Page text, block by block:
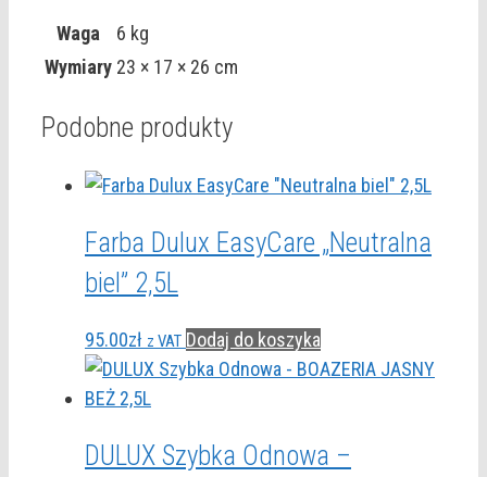
Waga
6 kg
Wymiary 23 × 17 × 26 cm
Podobne produkty
Farba Dulux EasyCare „Neutralna
biel” 2,5L
95.00zł z VAT Dodaj do koszyka
DULUX Szybka Odnowa –